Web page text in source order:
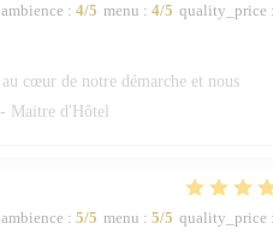
ambience : 4/5 menu : 4/5 quality_price :
cœur de notre démarche et nous
Maitre d'Hôtel
ambience : 5/5 menu : 5/5 quality_price :